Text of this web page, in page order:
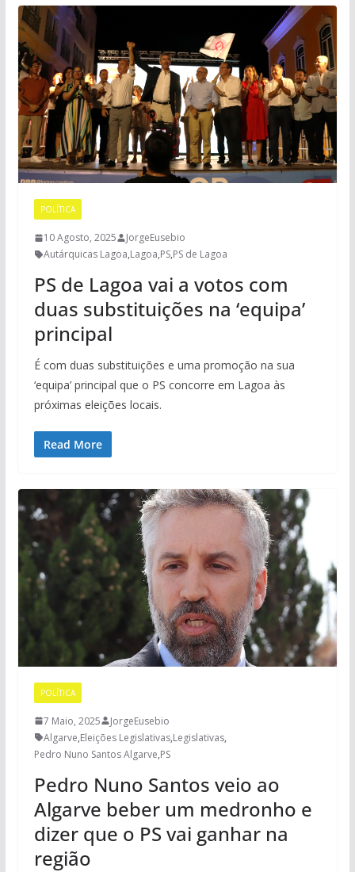
POLÍTICA
10 Agosto, 2025
JorgeEusebio
Autárquicas Lagoa,Lagoa,PS,PS de Lagoa
PS de Lagoa vai a votos com
duas substituições na ‘equipa’
principal
É com duas substituições e uma promoção na sua
‘equipa’ principal que o PS concorre em Lagoa às
próximas eleições locais.
Read More
POLÍTICA
7 Maio, 2025
JorgeEusebio
Algarve,Eleições Legislativas,Legislativas,
Pedro Nuno Santos Algarve,PS
Pedro Nuno Santos veio ao
Algarve beber um medronho e
dizer que o PS vai ganhar na
região